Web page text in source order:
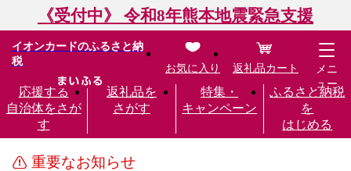
《受付中》 令和8年熊本地震緊急支援
イオンカードのふるさと納
税
応援する
自治体をさが
す
返礼品を
さがす
特集・
キャンペーン
ふるさと納税
を
はじめる
お気に入り 返礼品カート
メニ
ュー
重要なお知らせ